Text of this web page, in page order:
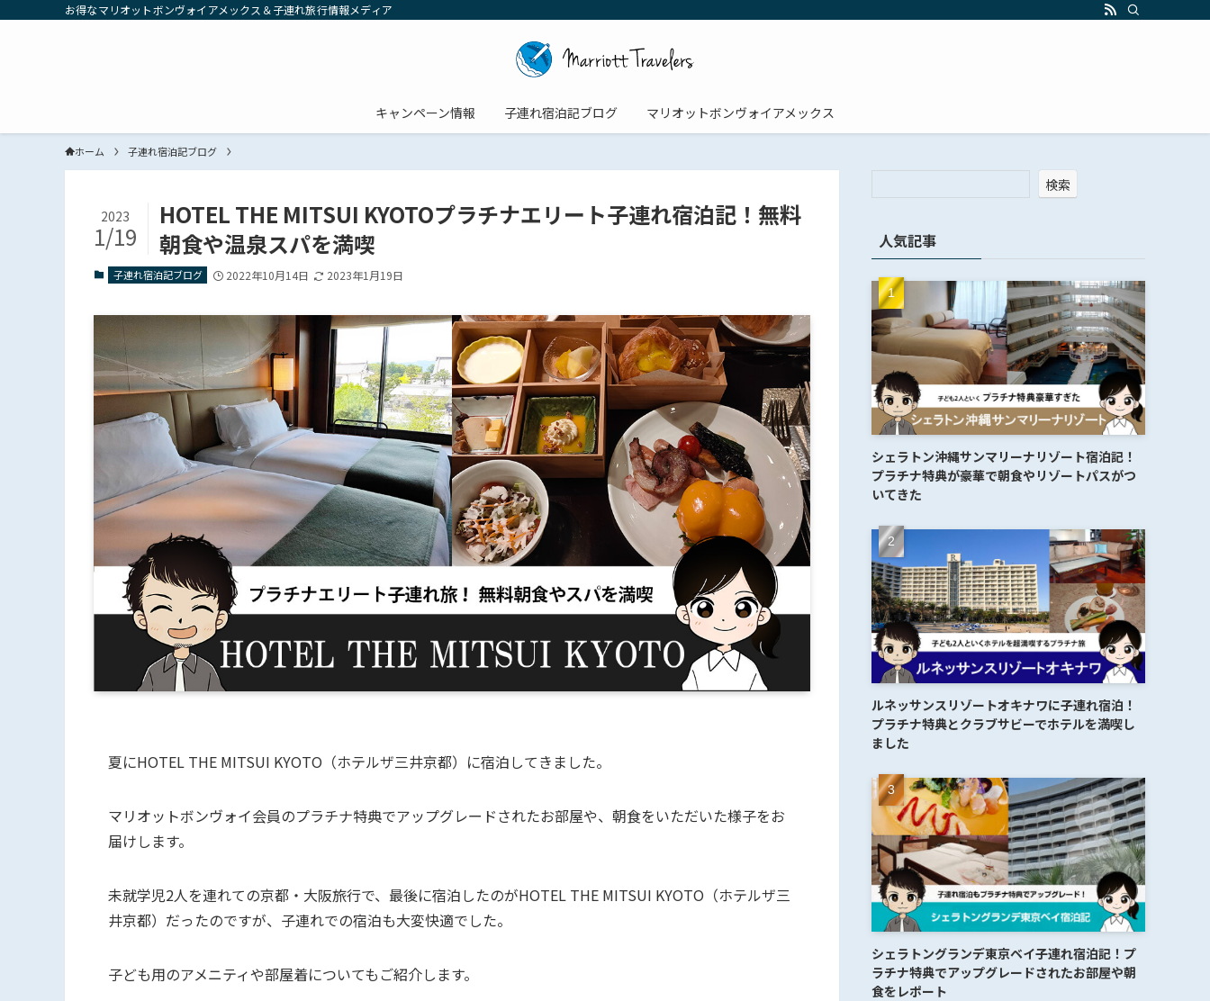
お得なマリオットボンヴォイアメックス＆子連れ旅行情報メディア
キャンペーン情報 子連れ宿泊記ブログ マリオットボンヴォイアメックス
ホーム 子連れ宿泊記ブログ
HOTEL THE MITSUI KYOTOプラチナエリート子連れ宿泊記！無料
朝食や温泉スパを満喫
2023
1/19
子連れ宿泊記ブログ 2022年10月14日 2023年1月19日
夏にHOTEL THE MITSUI KYOTO（ホテルザ三井京都）に宿泊してきました。
マリオットボンヴォイ会員のプラチナ特典でアップグレードされたお部屋や、朝食をいただいた様子をお
届けします。
未就学児2人を連れての京都・大阪旅行で、最後に宿泊したのがHOTEL THE MITSUI KYOTO（ホテルザ三
井京都）だったのですが、子連れでの宿泊も大変快適でした。
子ども用のアメニティや部屋着についてもご紹介します。
検索
人気記事
シェラトン沖縄サンマリーナリゾート宿泊記！
プラチナ特典が豪華で朝食やリゾートパスがつ
いてきた
ルネッサンスリゾートオキナワに子連れ宿泊！
プラチナ特典とクラブサビーでホテルを満喫し
ました
シェラトングランデ東京ベイ子連れ宿泊記！プ
ラチナ特典でアップグレードされたお部屋や朝
食をレポート